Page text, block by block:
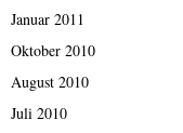
Januar 2011
Oktober 2010
August 2010
Juli 2010